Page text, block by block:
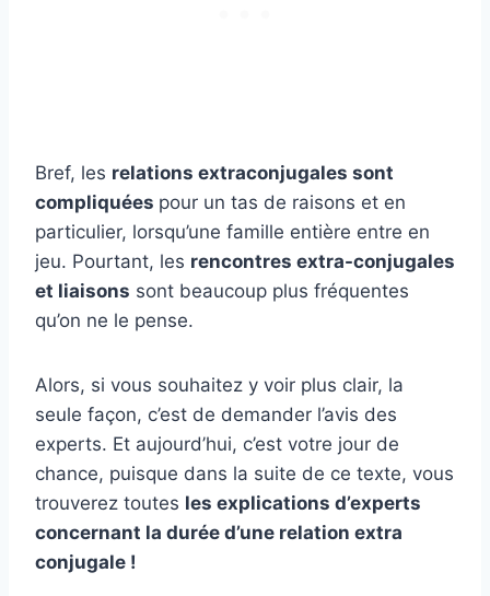
Bref, les relations extraconjugales sont
compliquées pour un tas de raisons et en
particulier, lorsqu’une famille entière entre en
jeu. Pourtant, les rencontres extra-conjugales
et liaisons sont beaucoup plus fréquentes
qu’on ne le pense.
Alors, si vous souhaitez y voir plus clair, la
seule façon, c’est de demander l’avis des
experts. Et aujourd’hui, c’est votre jour de
chance, puisque dans la suite de ce texte, vous
trouverez toutes les explications d’experts
concernant la durée d’une relation extra
conjugale !